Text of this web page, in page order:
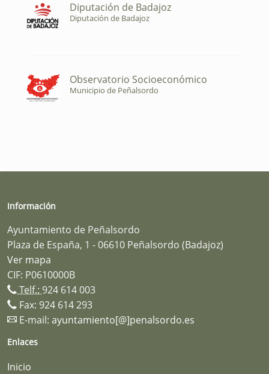
Diputación de Badajoz
Diputación de Badajoz
Observatorio Socioeconómico
Municipio de Peñalsordo
Información
Ayuntamiento de Peñalsordo
Plaza de España, 1 - 06610 Peñalsordo (Badajoz)
Ver mapa
CIF: P0610000B
Telf.: 924 614 003
Fax: 924 614 293
E-mail: ayuntamiento[@]penalsordo.es
Enlaces
Inicio